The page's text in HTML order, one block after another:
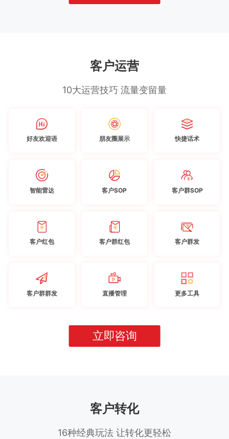
客户运营
10大运营技巧 流量变留量
好友欢迎语 朋友圈展示 快捷话术
智能雷达 客户SOP 客户群SOP
客户红包 客户群红包 客户群发
客户群群发 直播管理 更多工具
立即咨询
客户转化
16种经典玩法 让转化更轻松